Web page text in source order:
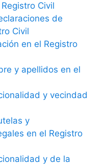
Civil
de
Civil
en el Registro
y apellidos en el
y vecindad
y
en el Registro
y de la